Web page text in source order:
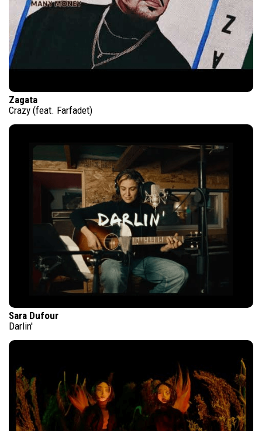
Zagata
Crazy (feat. Farfadet)
Sara Dufour
Darlin'